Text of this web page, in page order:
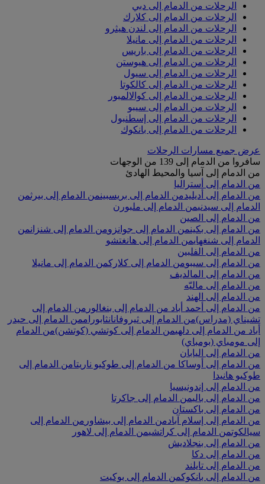
الرحلات من الدمام إلى دبي
الرحلات من الدمام إلى كلارك
الرحلات من الدمام إلى لندن هيثرو
الرحلات من الدمام إلى مانيلا
الرحلات من الدمام إلى باريس
الرحلات من الدمام إلى هيوستن
الرحلات من الدمام إلى سيول
الرحلات من الدمام إلى كالكوتا
الرحلات من الدمام إلى كوالالمبور
الرحلات من الدمام إلى سيبو
الرحلات من الدمام إلى إسطنبول
الرحلات من الدمام إلى بانكوك
عرض جميع مسارات الرحلات
سافروا من الدمام إلى 139 من الوجهات
من الدمام إلى آسيا والمحيط الهادئ
من الدمام إلى أستراليا
من الدمام إلى أديليدمن الدمام إلى بريسبينمن الدمام إلى بيرثمن
الدمام إلى سيدنيمن الدمام إلى ملبورن
من الدمام إلى الصين
من الدمام إلى بكينمن الدمام إلى جوانزومن الدمام إلى شنزانمن
الدمام إلى شنغهايمن الدمام إلى هانغتشو
من الدمام إلى الفلبين
من الدمام إلى سيبومن الدمام إلى كلاركمن الدمام إلى مانيلا
من الدمام إلى المالديف
من الدمام إلى ماليّه
من الدمام إلى الهند
من الدمام إلى أحمد أباد من الدمام إلى بنغالور من الدمام إلى
تشيناي (مدراس)من الدمام إلى ثيروفانانثابوراممن الدمام إلى حيدر
أباد من الدمام إلى دلهيمن الدمام إلى كوتشي (كوتشن)من الدمام
إلى مومباي (بومباي)
من الدمام إلى اليابان
من الدمام إلى أوساكا من الدمام إلى طوكيو ناريتامن الدمام إلى
طوكيو هانيدا
من الدمام إلى إندونيسيا
من الدمام إلى باليمن الدمام إلى جاكرتا
من الدمام إلى باكستان
من الدمام إلى إسلام آبادمن الدمام إلى بيشاور من الدمام إلى
سيالكوتمن الدمام إلى كراتشيمن الدمام إلى لاهور
من الدمام إلى بنجلاديش
من الدمام إلى دكا
من الدمام إلى تايلند
من الدمام إلى بانكوكمن الدمام إلى بوكيت